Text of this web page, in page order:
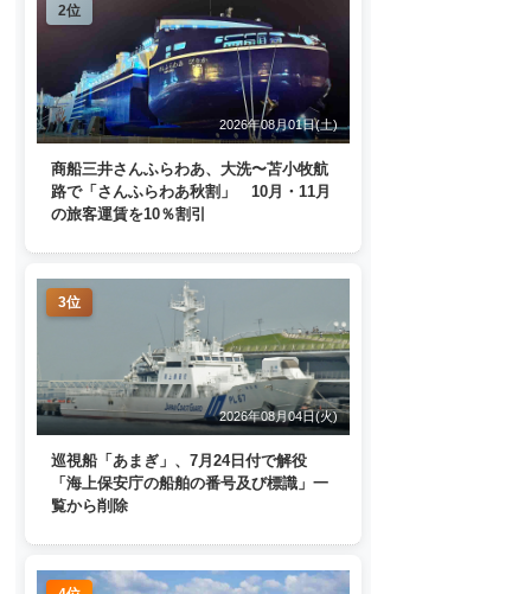
2位
2026年08月01日(土)
商船三井さんふらわあ、大洗〜苫小牧航
路で「さんふらわあ秋割」 10月・11月
の旅客運賃を10％割引
3位
2026年08月04日(火)
巡視船「あまぎ」、7月24日付で解役
「海上保安庁の船舶の番号及び標識」一
覧から削除